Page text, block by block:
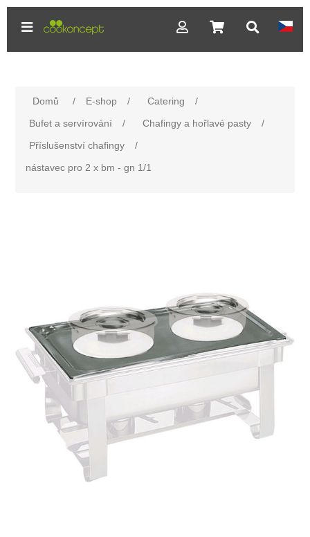
Domů / E-shop / Catering
/
Bufet a servírování
/ Chafingy a hořlavé pasty
/
Příslušenství chafingy
/
nástavec pro 2 x bm - gn 1/1